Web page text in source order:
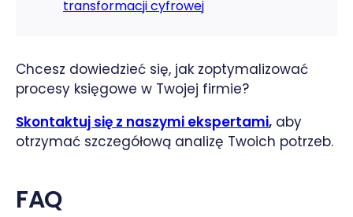
transformacji cyfrowej
Chcesz dowiedzieć się, jak zoptymalizować
procesy księgowe w Twojej firmie?
Skontaktuj się z naszymi ekspertami, aby
otrzymać szczegółową analizę Twoich potrzeb.
FAQ